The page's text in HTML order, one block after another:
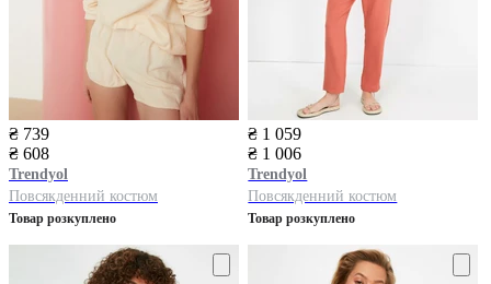
₴ 739
₴ 608
Trendyol
Повсякденний костюм
Товар розкуплено
₴ 1 059
₴ 1 006
Trendyol
Повсякденний костюм
Товар розкуплено